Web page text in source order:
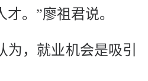
。”廖祖君说。
为，就业机会是吸引